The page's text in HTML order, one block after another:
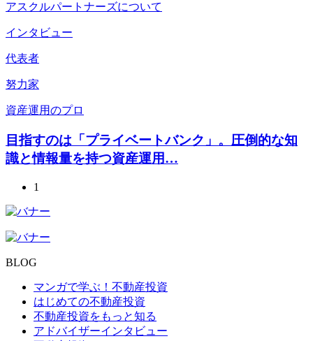
アスクルパートナーズについて
インタビュー
代表者
努力家
資産運用のプロ
目指すのは「プライベートバンク」。圧倒的な知
識と情報量を持つ資産運用…
1
BLOG
マンガで学ぶ！不動産投資
はじめての不動産投資
不動産投資をもっと知る
アドバイザーインタビュー